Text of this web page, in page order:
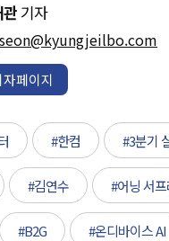
기자
seon@kyungjeilbo.com
자페이지
#한컴 #3분기
#김연수 #어닝 서
#B2G #온디바이스 AI